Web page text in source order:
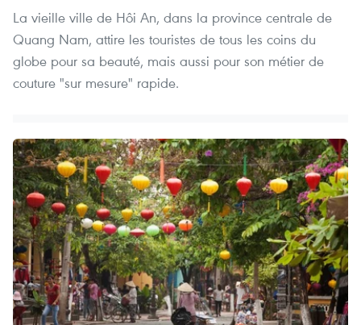
La vieille ville de Hôi An, dans la province centrale de
Quang Nam, attire les touristes de tous les coins du
globe pour sa beauté, mais aussi pour son métier de
couture "sur mesure" rapide.